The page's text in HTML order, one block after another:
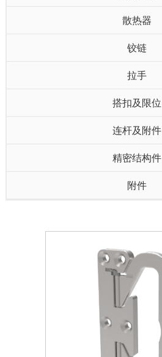
散热器
铰链
拉手
搭扣及限位
连杆及附件
精密结构件
附件